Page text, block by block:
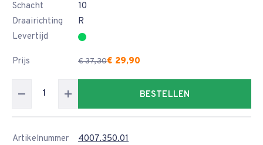
Schacht
10
Draairichting
R
Levertijd
Prijs € 37,30€ 29,90
BESTELLEN
Artikelnummer
4007.350.01